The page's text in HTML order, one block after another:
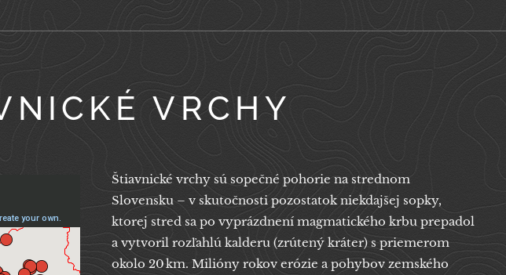
VRCHY
Štiavnické vrchy sú sopečné pohorie na strednom
Slovensku – v skutočnosti pozostatok niekdajšej sopky,
ktorej stred sa po vyprázdnení magmatického krbu prepadol
a vytvoril rozľahlú kalderu (zrútený kráter) s priemerom
okolo 20 km. Milióny rokov erózie a pohybov zemského